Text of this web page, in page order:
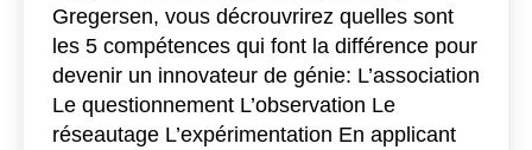
Gregersen, vous décrouvrirez quelles sont
les 5 compétences qui font la différence pour
devenir un innovateur de génie: L’association
Le questionnement L’observation Le
réseautage L’expérimentation En applicant